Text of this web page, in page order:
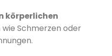
körperlichen
wie Schmerzen oder